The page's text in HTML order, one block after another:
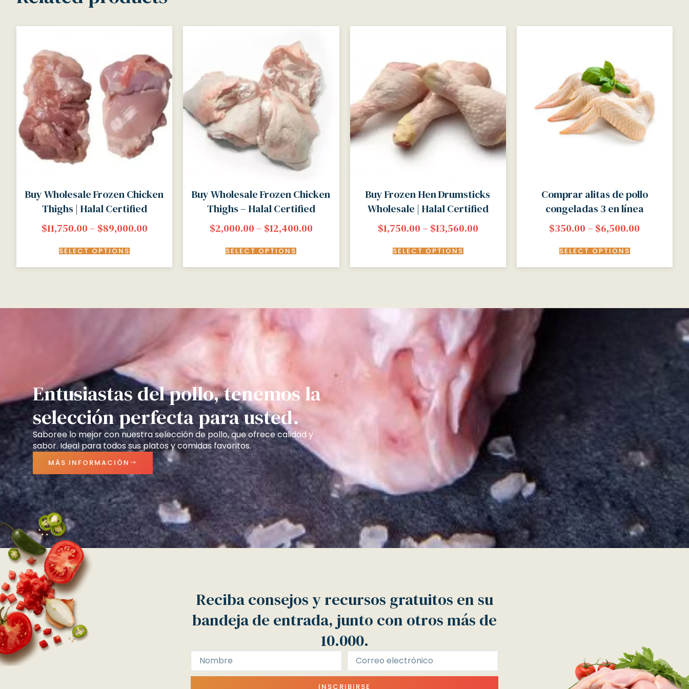
Buy Wholesale Frozen Chicken
Thighs | Halal Certified
$11,750.00– $89,000.00
SELECT OPTIONS
Buy Wholesale Frozen Chicken
Thighs – Halal Certified
$2,000.00– $12,400.00
SELECT OPTIONS
Buy Frozen Hen Drumsticks
Wholesale | Halal Certified
$1,750.00– $13,560.00
SELECT OPTIONS
Comprar alitas de pollo
congeladas 3 en línea
$350.00– $6,500.00
SELECT OPTIONS
Entusiastas del pollo, tenemos la
selección perfecta para usted.
Saboree lo mejor con nuestra selección de pollo, que ofrece calidad y
sabor. Ideal para todos sus platos y comidas favoritos.
MÁS INFORMACIÓN
Reciba consejos y recursos gratuitos en su
bandeja de entrada, junto con otros más de
10.000.
INSCRIBIRSE